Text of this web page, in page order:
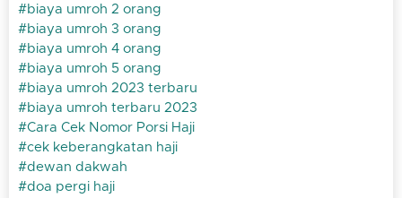
biaya umroh 2 orang
biaya umroh 3 orang
biaya umroh 4 orang
biaya umroh 5 orang
biaya umroh 2023 terbaru
biaya umroh terbaru 2023
Cara Cek Nomor Porsi Haji
cek keberangkatan haji
dewan dakwah
doa pergi haji